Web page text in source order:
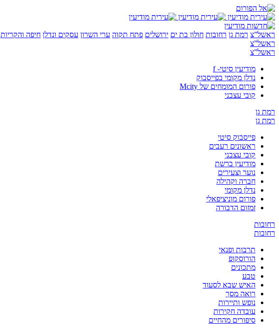
ראשל”צ רמת גן רחובות חולון בת ים ירושלים פתח תקוה ערי השרון עסקים ונדלן חיפה והקריות
ראשל”צ
ראשל”צ
מודיעין סיטי- f
נדלן מקומי בפייסבוק
פורום המומחים של Mcity
קובי עצבני
רמת גן
רמת גן
פייסבוק סיטי
ראשונים רעבים
קובי עצבני
מודיעין ברשת
נוער וצעירים
חברה וקהילה
נדלן מקומי
פורום מוניציפאלי
זמזום הדבורה
רחובות
רחובות
תרבות ופנאי
הורוסקופ
מתכונים
טבע
האיש שבא לסעוד
רואה מסך
נופש ותיירות
עובדה חקירות
סיפורים מהחיים